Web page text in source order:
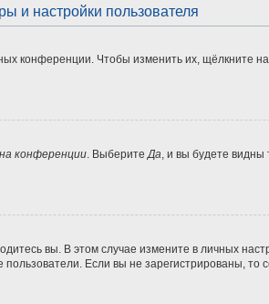
и настройки пользователя
конференции. Чтобы изменить их, щёлкните
конференции. ВыберитеДа, и вы будете видны
вы. В этом случае измените в личных
Если вы не зарегистрированы, то